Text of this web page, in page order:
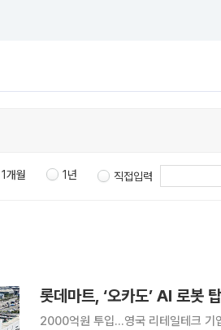
1개월 1년 직접입력
2000억원 투입...영국 리테일테크